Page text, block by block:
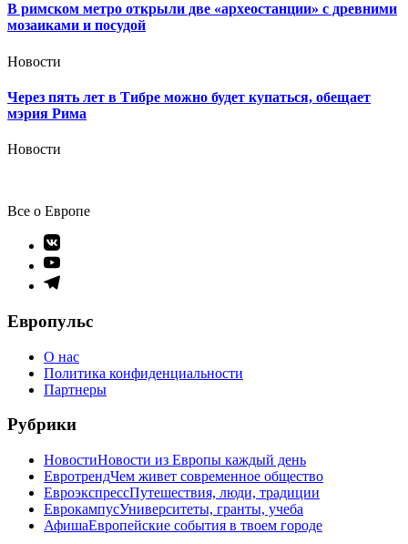
В римском метро открыли две «археостанции» с древними
мозаиками и посудой
Новости
Через пять лет в Тибре можно будет купаться, обещает
мэрия Рима
Новости
Все о Европе
Элемент
меню
Элемент
меню
Элемент
Европульс
О нас
Политика конфиденциальности
Партнеры
Рубрики
НовостиНовости из Европы каждый день
ЕвротрендЧем живет современное общество
ЕвроэкспрессПутешествия, люди, традиции
ЕврокампусУниверситеты, гранты, учеба
АфишаЕвропейские события в твоем городе